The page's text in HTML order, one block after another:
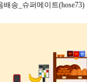
배송_슈퍼메이트(hose73)